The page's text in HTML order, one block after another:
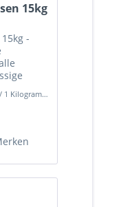
15kg
-
Kilogramm)